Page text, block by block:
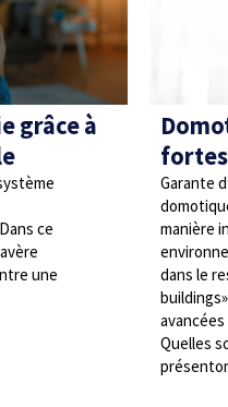
grâce à
ce
une
Garante
manière
dans le
Quelles